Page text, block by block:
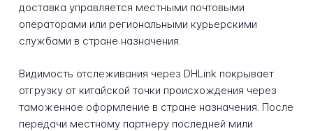
доставка управляется местными почтовыми
операторами или региональными курьерскими
службами в стране назначения.
Видимость отслеживания через DHLink покрывает
отгрузку от китайской точки происхождения через
таможенное оформление в стране назначения. После
передачи местному партнеру последней мили